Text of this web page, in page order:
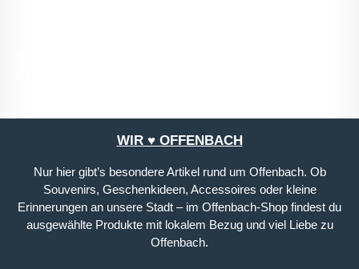
WIR ♥ OFFENBACH
Nur hier gibt’s besondere Artikel rund um Offenbach. Ob
Souvenirs, Geschenkideen, Accessoires oder kleine
Erinnerungen an unsere Stadt – im Offenbach-Shop findest du
ausgewählte Produkte mit lokalem Bezug und viel Liebe zu
Offenbach.